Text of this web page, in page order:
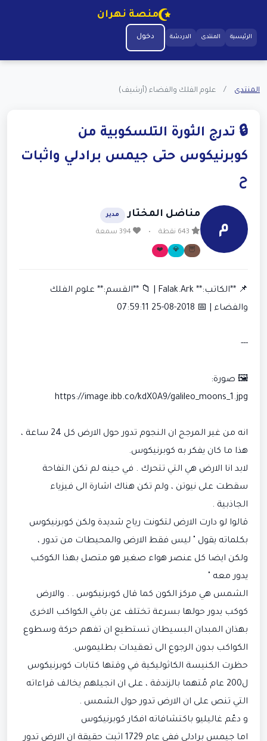
منصة نهران
الرئيسية المنتدى الدردشة دخول
المنتدى / علوم الفلك والفضاء (أرشيف)
🔒 تدرج الثورة التلسكوبية من
كوبرنيكوس حتى جيمس برادلي واثبات
ح
م
مناضل المختار مدير
•
🦉
💎
❤️
📌 **الكاتب:** Falak.Ark | 📁 **القسم:** علوم الفلك
والفضاء | 📅 2018-08-25 07:59:11
---
🖼️ صورة:
https://image.ibb.co/kdX0A9/galileo_moons_1.jpg
انه من غير المرجح ان النجوم تدور حول الارض كل 24 ساعة ،
هذا ما كان يفكر به كوبرنيكوس.
لابد انا الارض هي التي تتحرك . في حينه لم تكن التفاحة
سقطت على نيوتن ، ولم تكن هناك اشارة الى فيزياء
الجاذبية .
قالوا لو دارت الارض لتكونت رياح شديدة ولكن كوبرنيكوس
بكلماته يقول " ليس فقط الارض والمحيطات من تدور ،
ولكن ايضا كل عنصر هواء صغير هو متصل بهذا الكوكب
يدور معه "
الشمس هي مركز الكون كما قال كوبرنيكوس . . والارض
كوكب يدور حولها بسرعة تختلف عن باقي الكواكب الاخرى
بهذان المبدان البسيطان تستطيع ان تفهم حركة وسطوع
الكواكب بدون الرجوع الى تعقيدات بطليموس.
حظرت الكنيسة الكاثوليكية في وقتها كتابات كوبرنيكوس
ل200 عام مُتهما بالزندقة ، على ان انجيلهم يخالف قراءاته
التي تنص على ان الارض تدور حول الشمس .
و دعّم غاليليو باكتشافاته افكار كوبرنيكوس
اما جيمس برادلي ففي عام 1729 اثبت حقيقة ان الارض تدور